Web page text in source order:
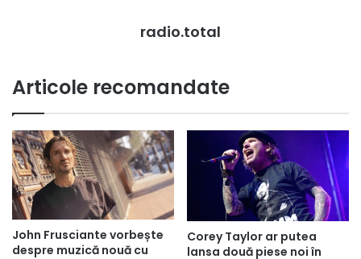
radio.total
Articole recomandate
John Frusciante vorbește
despre muzică nouă cu
Corey Taylor ar putea
lansa două piese noi în